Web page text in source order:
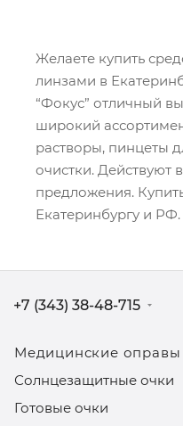
Желаете купить
линзами в
“Фокус” отличный
широкий
растворы, пинцеты
очистки. Действуют
предложения.
Екатеринбургу и РФ.
Медицинские оправы
Солнцезащитные очки
Готовые очки
+7 (343) 38-48-715